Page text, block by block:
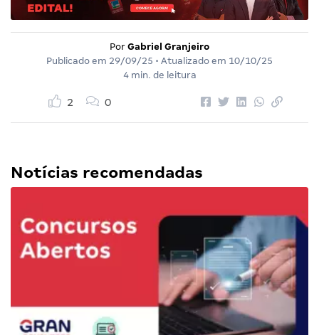
Por Gabriel Granjeiro
Publicado em 29/09/25 • Atualizado em 10/10/25
4 min. de leitura
2 0
Notícias recomendadas